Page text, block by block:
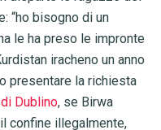
“ho bisogno di un
le ha preso le impronte
iracheno un anno
presentare la richiesta
Dublino, se Birwa
confine illegalmente,